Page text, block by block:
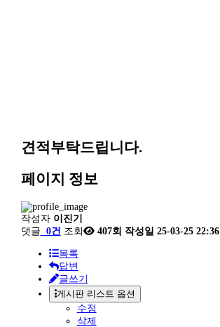
견적부탁드립니다.
페이지 정보
작성자 이진기
댓글 0건 조회 407회 작성일 25-03-25 22:36
목록
답변
글쓰기
게시판 리스트 옵션
수정
삭제